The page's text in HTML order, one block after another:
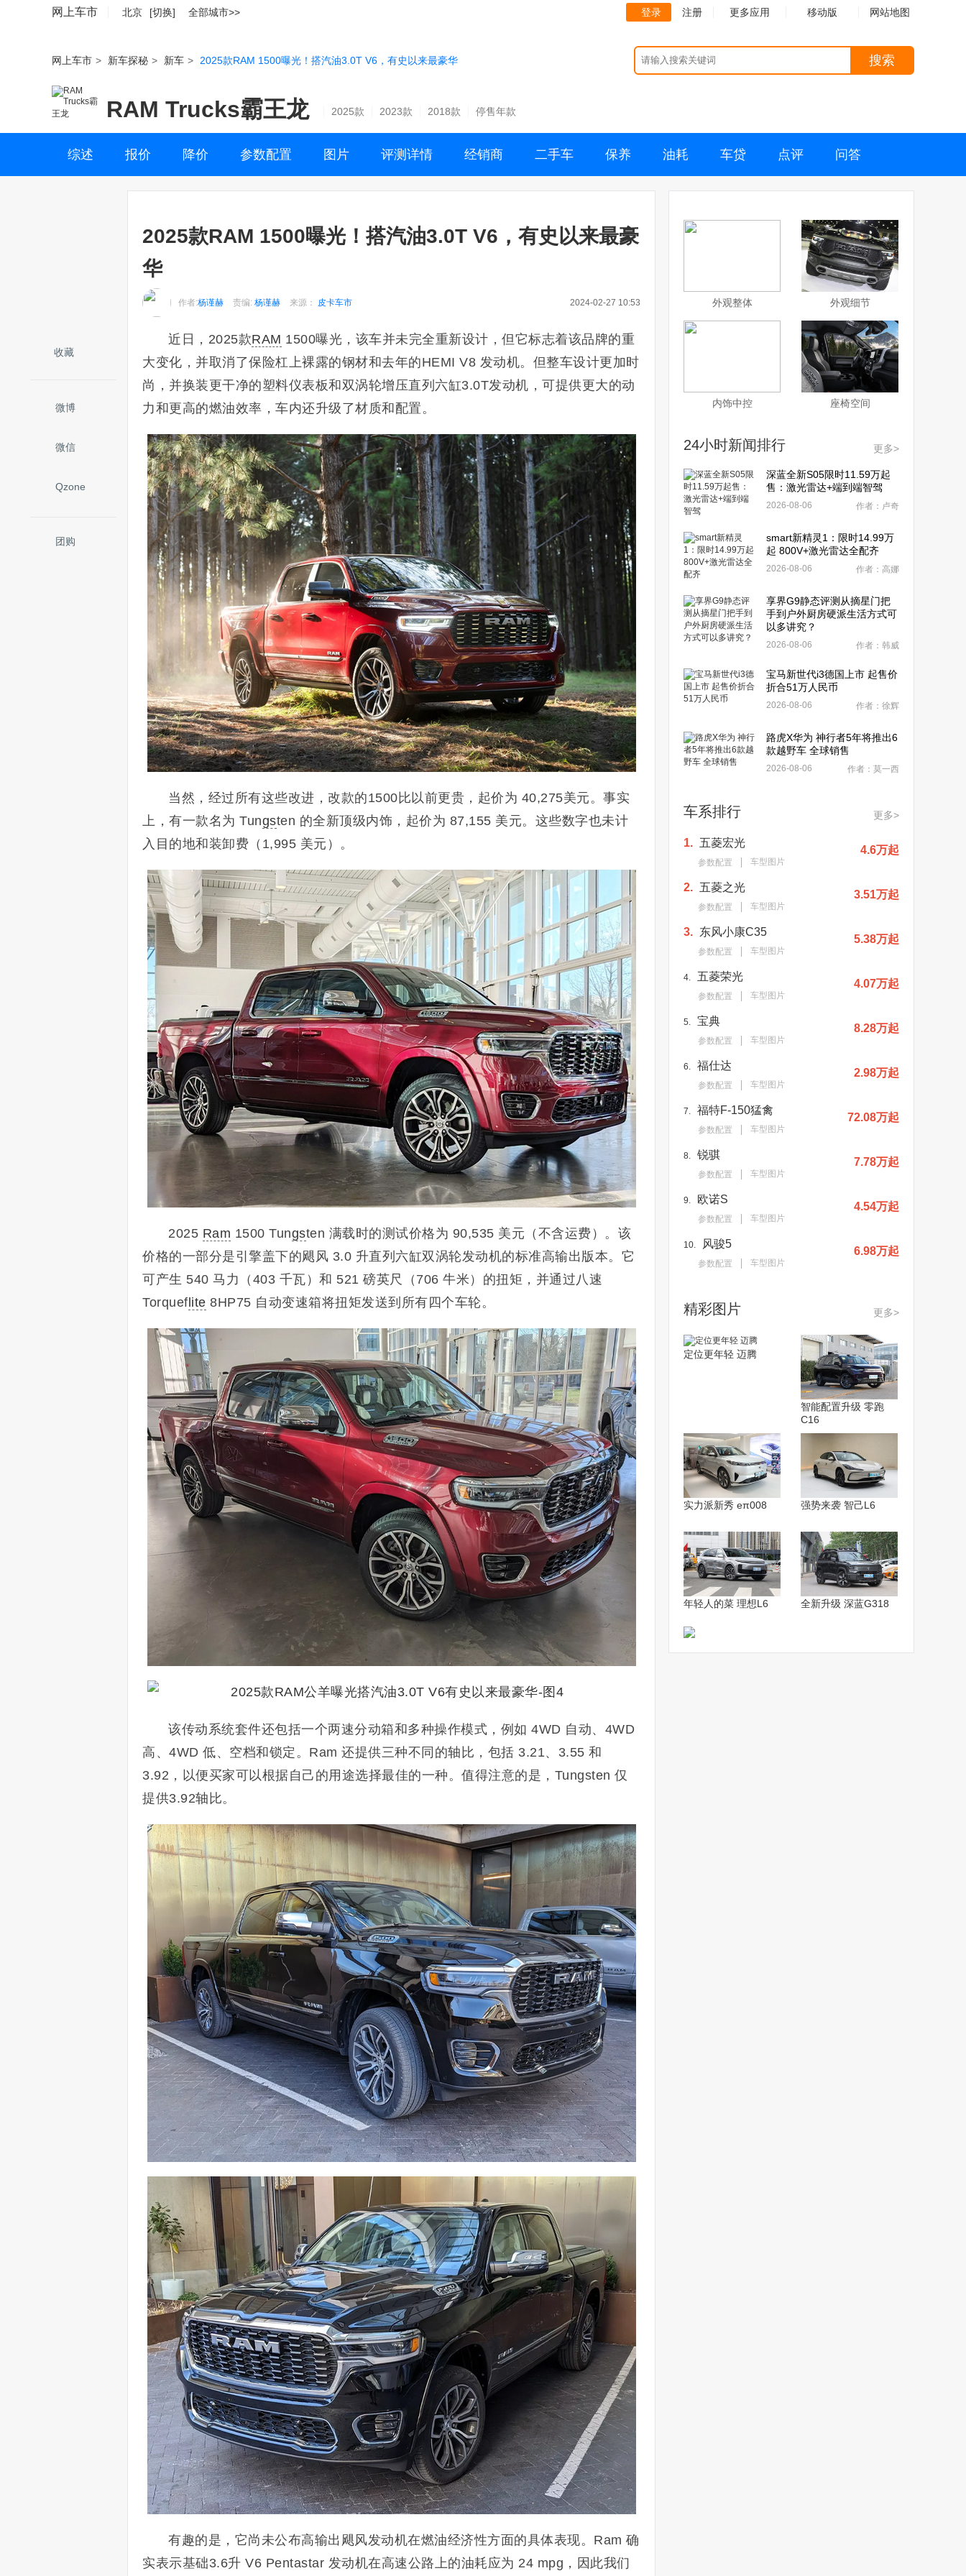
网上车市 北京 [切换] 全部城市>> 登录 注册 更多应用 移动版 网站地图
网上车市 > 新车探秘 > 新车 > 2025款RAM 1500曝光！搭汽油3.0T V6，有史以来最豪华 搜索
RAM Trucks霸王龙 2025款 2023款 2018款 停售年款
综述 报价 降价 参数配置 图片 评测详情 经销商 二手车 保养 油耗 车贷 点评 问答
收藏
微博
微信
Qzone
团购
2025款RAM 1500曝光！搭汽油3.0T V6，有史以来最豪
华
作者:杨谨赫 责编: 杨谨赫 来源： 皮卡车市 2024-02-27 10:53
近日，2025款RAM 1500曝光，该车并未完全重新设计，但它标志着该品牌的重
大变化，并取消了保险杠上裸露的钢材和去年的HEMI V8 发动机。但整车设计更加时
尚，并换装更干净的塑料仪表板和双涡轮增压直列六缸3.0T发动机，可提供更大的动
力和更高的燃油效率，车内还升级了材质和配置。
当然，经过所有这些改进，改款的1500比以前更贵，起价为 40,275美元。事实
上，有一款名为 Tungsten 的全新顶级内饰，起价为 87,155 美元。这些数字也未计
入目的地和装卸费（1,995 美元）。
2025 Ram 1500 Tungsten 满载时的测试价格为 90,535 美元（不含运费）。该
价格的一部分是引擎盖下的飓风 3.0 升直列六缸双涡轮发动机的标准高输出版本。它
可产生 540 马力（403 千瓦）和 521 磅英尺（706 牛米）的扭矩，并通过八速
Torquef lite 8HP75 自动变速箱将扭矩发送到所有四个车轮。
该传动系统套件还包括一个两速分动箱和多种操作模式，例如 4WD 自动、4WD
高、4WD 低、空档和锁定。Ram 还提供三种不同的轴比，包括 3.21、3.55 和
3.92，以便买家可以根据自己的用途选择最佳的一种。值得注意的是，Tungsten 仅
提供3.92轴比。
有趣的是，它尚未公布高输出飓风发动机在燃油经济性方面的具体表现。Ram 确
实表示基础3.6升 V6 Pentastar 发动机在高速公路上的油耗应为 24 mpg，因此我们
外观整体 外观细节
内饰中控 座椅空间
24小时新闻排行 更多>
深蓝全新S05限时11.59万起
售：激光雷达+端到端智驾
2026-08-06 作者：卢奇
smart新精灵1：限时14.99万
起 800V+激光雷达全配齐
2026-08-06 作者：高娜
享界G9静态评测从摘星门把
手到户外厨房硬派生活方式可
以多讲究？
2026-08-06 作者：韩威
宝马新世代i3德国上市 起售价
折合51万人民币
2026-08-06 作者：徐辉
路虎X华为 神行者5年将推出6
款越野车 全球销售
2026-08-06 作者：莫一西
车系排行 更多>
1. 五菱宏光
参数配置 车型图片
4.6万起
2. 五菱之光
参数配置 车型图片
3.51万起
3. 东风小康C35
参数配置 车型图片
5.38万起
4. 五菱荣光
参数配置 车型图片
4.07万起
5. 宝典
参数配置 车型图片
8.28万起
6. 福仕达
参数配置 车型图片
2.98万起
7. 福特F-150猛禽
参数配置 车型图片
72.08万起
8. 锐骐
参数配置 车型图片
7.78万起
9. 欧诺S
参数配置 车型图片
4.54万起
10. 风骏5
参数配置 车型图片
6.98万起
精彩图片 更多>
定位更年轻 迈腾
智能配置升级 零跑
C16
实力派新秀 eπ008 强势来袭 智己L6
年轻人的菜 理想L6 全新升级 深蓝G318